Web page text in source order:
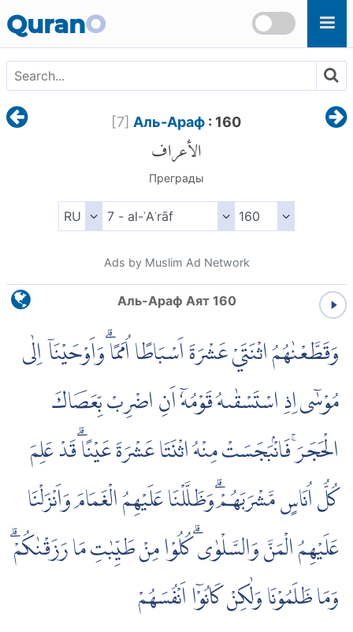
QuranO
[7] Аль-Араф : 160
الأعراف
Преграды
Ads by Muslim Ad Network
Аль-Араф Аят 160
وَقَطَّعْنٰهُمُ اثْنَتَيْ عَشْرَةَ اَسْبَاطًا اُمَمًاۗ وَاَوْحَيْنَآ اِلٰى
مُوْسٰٓى اِذِ اسْتَسْقٰىهُ قَوْمُهٗٓ اَنِ اضْرِبْ بِّعَصَاكَ
الْحَجَرَۚ فَانْۢبَجَسَتْ مِنْهُ اثْنَتَا عَشْرَةَ عَيْنًاۗ قَدْ عَلِمَ
كُلُّ اُنَاسٍ مَّشْرَبَهُمْۗ وَظَلَّلْنَا عَلَيْهِمُ الْغَمَامَ وَاَنْزَلْنَا
عَلَيْهِمُ الْمَنَّ وَالسَّلْوٰىۗ كُلُوْا مِنْ طَيِّبٰتِ مَا رَزَقْنٰكُمْۗ
وَمَا ظَلَمُوْنَا وَلٰكِنْ كَانُوْٓا اَنْفُسَهُمْ